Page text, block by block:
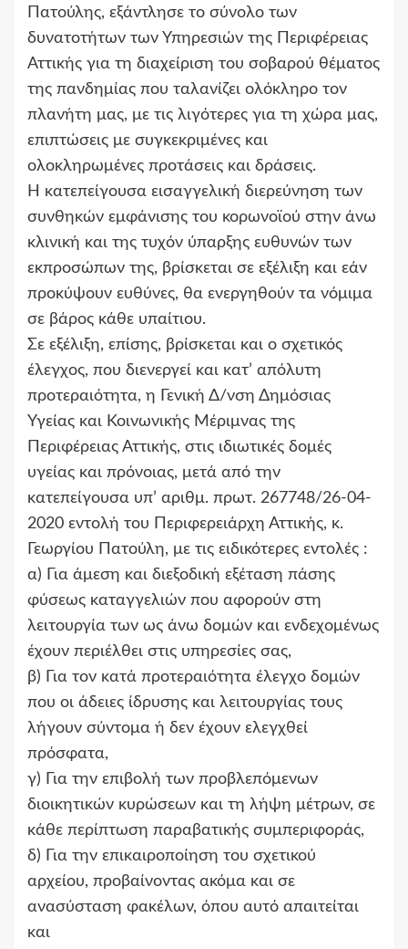
Πατούλης, εξάντλησε το σύνολο των
δυνατοτήτων των Υπηρεσιών της Περιφέρειας
Αττικής για τη διαχείριση του σοβαρού θέματος
της πανδημίας που ταλανίζει ολόκληρο τον
πλανήτη μας, με τις λιγότερες για τη χώρα μας,
επιπτώσεις με συγκεκριμένες και
ολοκληρωμένες προτάσεις και δράσεις.
Η κατεπείγουσα εισαγγελική διερεύνηση των
συνθηκών εμφάνισης του κορωνοϊού στην άνω
κλινική και της τυχόν ύπαρξης ευθυνών των
εκπροσώπων της, βρίσκεται σε εξέλιξη και εάν
προκύψουν ευθύνες, θα ενεργηθούν τα νόμιμα
σε βάρος κάθε υπαίτιου.
Σε εξέλιξη, επίσης, βρίσκεται και ο σχετικός
έλεγχος, που διενεργεί και κατ’ απόλυτη
προτεραιότητα, η Γενική Δ/νση Δημόσιας
Υγείας και Κοινωνικής Μέριμνας της
Περιφέρειας Αττικής, στις ιδιωτικές δομές
υγείας και πρόνοιας, μετά από την
κατεπείγουσα υπ’ αριθμ. πρωτ. 267748/26-04-
2020 εντολή του Περιφερειάρχη Αττικής, κ.
Γεωργίου Πατούλη, με τις ειδικότερες εντολές :
α) Για άμεση και διεξοδική εξέταση πάσης
φύσεως καταγγελιών που αφορούν στη
λειτουργία των ως άνω δομών και ενδεχομένως
έχουν περιέλθει στις υπηρεσίες σας,
β) Για τον κατά προτεραιότητα έλεγχο δομών
που οι άδειες ίδρυσης και λειτουργίας τους
λήγουν σύντομα ή δεν έχουν ελεγχθεί
πρόσφατα,
γ) Για την επιβολή των προβλεπόμενων
διοικητικών κυρώσεων και τη λήψη μέτρων, σε
κάθε περίπτωση παραβατικής συμπεριφοράς,
δ) Για την επικαιροποίηση του σχετικού
αρχείου, προβαίνοντας ακόμα και σε
ανασύσταση φακέλων, όπου αυτό απαιτείται
και